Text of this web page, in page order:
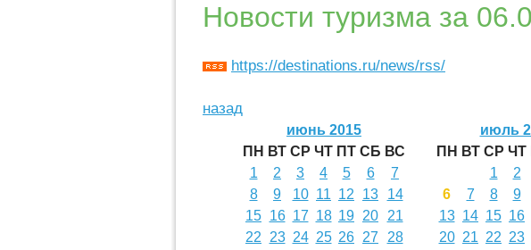
Новости туризма за
https://destinations.ru/news/rss/
назад
июнь 2015
ПН ВТ СР ЧТ ПТ СБ ВС
1
2 3 4 5 6
7
8
9 10 11 12 13
14
15 16 17 18 19 20
21
22
23 24 25 26 27
28
июль
ПН ВТ СР ЧТ
1
2
6
7 8 9
13 14 15 16
20 21 22 23